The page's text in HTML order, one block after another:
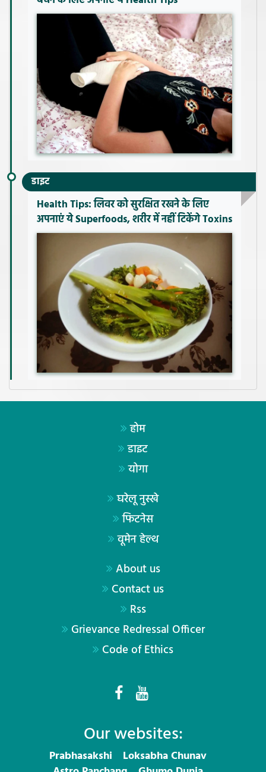
डाइट
Health Tips: लिवर को सुरक्षित रखने के लिए
अपनाएं ये Superfoods, शरीर में नहीं टिकेंगे Toxins
होम
डाइट
योगा
घरेलू नुस्खे
फिटनेस
वूमेन हेल्थ
About us
Contact us
Rss
Grievance Redressal Officer
Code of Ethics
Our websites:
Prabhasakshi
Loksabha Chunav